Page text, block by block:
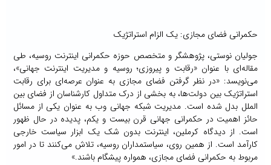
حکمرانی فضای مجازی: یک الزام استراتژیک
جولیان نوستی، پژوهشگر و متخصص حوزه حکمرانی اینترنت روسیه، طی
مقاله‌ای با عنوان «رقابت و پیروزی؛ روسیه و مدیریت اینترنت جهانی»،
می‌نویسد: «در نظر گرفتن فضای مجازی به عنوان عرصه‌ای برای رقابت
استراتژیک بین دولت‌ها، به بخشی از درک متداول کارشناسان از فضای بین
الملل بدل شده است. مدیریت شبکه جهانی وب به عنوان یکی از مسائل
حائز اهمیت در حکمرانی جهانی قرن بیست و یکم، پدیده در حال ظهور
است. از دیدگاه کرملین، اینترنت بدون شک یک ابزار سیاست خارجی
کارآمد است. از همین روی، سیاستمداران روسیه، تلاش می‌کنند تا در امور
مربوط به حکمرانی فضای مجازی، همواره پیشگام باشند.»